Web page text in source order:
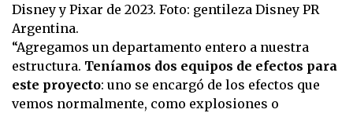
Disney y Pixar de 2023. Foto: gentileza Disney PR
Argentina.
“Agregamos un departamento entero a nuestra
estructura. Teníamos dos equipos de efectos para
este proyecto: uno se encargó de los efectos que
vemos normalmente, como explosiones o